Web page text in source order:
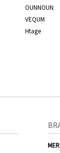
OUNNOUN
VEQUM
Htage